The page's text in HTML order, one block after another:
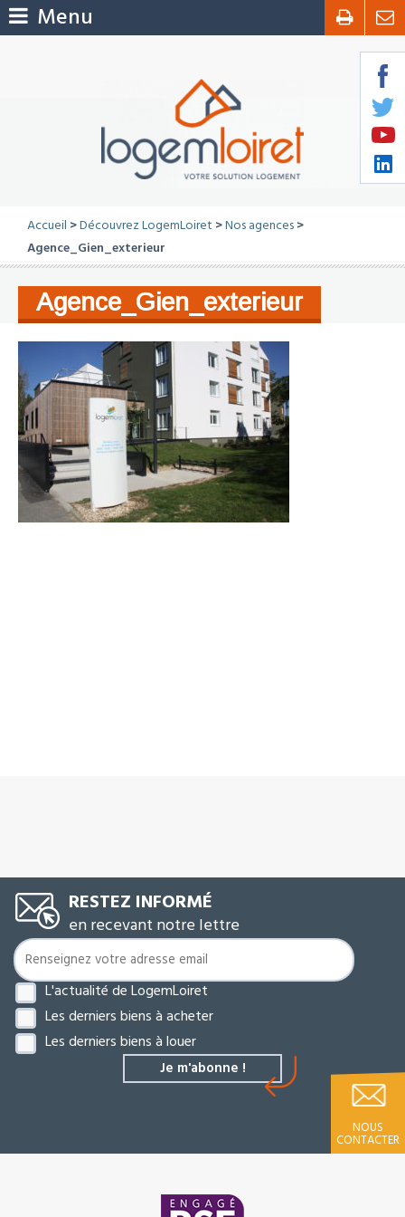
Menu
Accueil >Découvrez LogemLoiret >Nos agences >
Agence_Gien_exterieur
Agence_Gien_exterieur
RESTEZ INFORMÉ
en recevant notre lettre
L'actualité de LogemLoiret
Les derniers biens à acheter
Les derniers biens à louer
NOUS
CONTACTER